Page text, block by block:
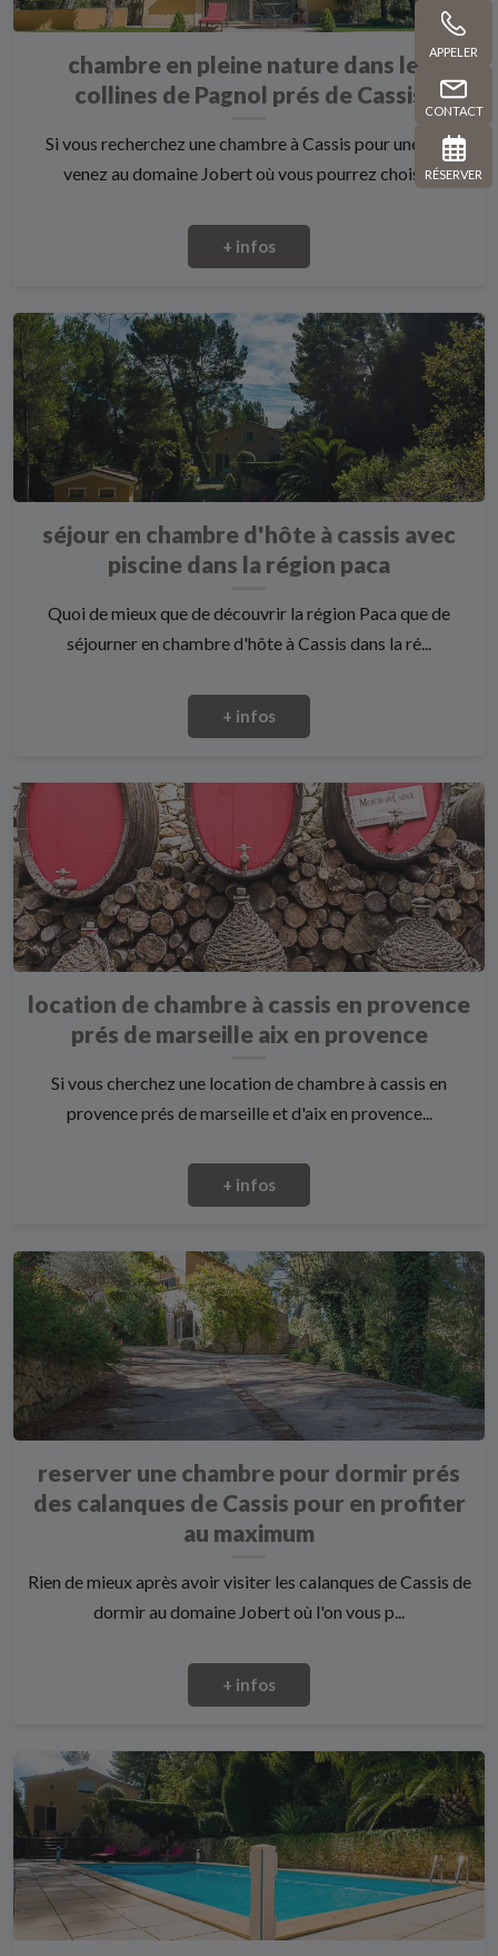
APPELER
CONTACT
RÉSERVER
chambre en pleine nature dans les
collines de Pagnol prés de Cassis
Si vous recherchez une chambre à Cassis pour une nuit
venez au domaine Jobert où vous pourrez choisi...
+ infos
séjour en chambre d'hôte à cassis avec
piscine dans la région paca
Quoi de mieux que de découvrir la région Paca que de
séjourner en chambre d'hôte à Cassis dans la ré...
+ infos
location de chambre à cassis en provence
prés de marseille aix en provence
Si vous cherchez une location de chambre à cassis en
provence prés de marseille et d'aix en provence...
+ infos
reserver une chambre pour dormir prés
des calanques de Cassis pour en profiter
au maximum
Rien de mieux après avoir visiter les calanques de Cassis de
dormir au domaine Jobert où l'on vous p...
+ infos